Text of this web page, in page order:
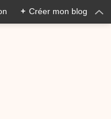
+ Créer mon blog